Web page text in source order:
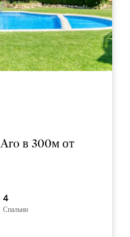
в 300м от
4
Спальни